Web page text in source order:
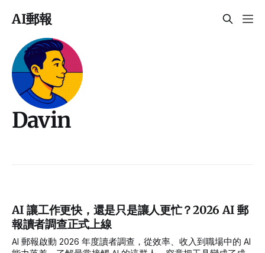
AI郵報
Davin
AI 讓工作更快，還是只是讓人更忙？2026 AI 郵
報讀者調查正式上線
AI 郵報啟動 2026 年度讀者調查，從效率、收入到職場中的 AI